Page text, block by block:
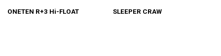
ONETEN R+3 Hi-FLOAT SLEEPER CRAW